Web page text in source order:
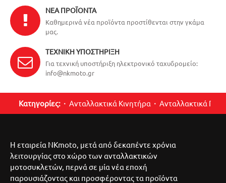
ΝΈΑ ΠΡΟΪΌΝΤΑ
Καθημερινά νέα προϊόντα προστίθενται στην γκάμα
μας.
ΤΕΧΝΙΚΉ ΥΠΟΣΤΉΡΙΞΗ
Για τεχνική υποστήριξη ηλεκτρονικό ταχυδρομείο:
info@nkmoto.gr
Κατηγορίες: Ανταλλακτικά Κινητήρα Ανταλλακτικά
Η εταιρεία NKmoto, μετά από δεκαπέντε χρόνια
λειτουργίας στο χώρο των ανταλλακτικών
μοτοσυκλετών, περνά σε μία νέα εποχή
παρουσιάζοντας και προσφέροντας τα προϊόντα